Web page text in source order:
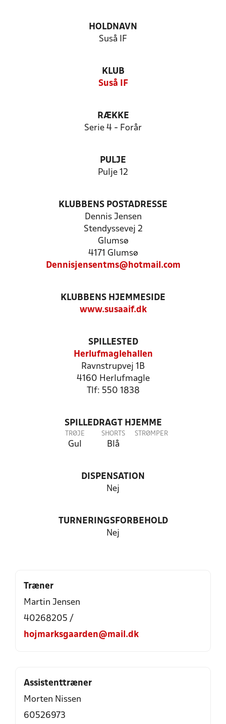
HOLDNAVN
Suså IF
KLUB
Suså IF
RÆKKE
Serie 4 - Forår
PULJE
Pulje 12
KLUBBENS POSTADRESSE
Dennis Jensen
Stendyssevej 2
Glumsø
4171 Glumsø
Dennisjensentms@hotmail.com
KLUBBENS HJEMMESIDE
www.susaaif.dk
SPILLESTED
Herlufmaglehallen
Ravnstrupvej 1B
4160 Herlufmagle
Tlf: 550 1838
SPILLEDRAGT HJEMME
TRØJE
Gul
SHORTS
Blå
STRØMPER
DISPENSATION
Nej
TURNERINGSFORBEHOLD
Nej
Træner
Martin Jensen
40268205 /
hojmarksgaarden@mail.dk
Assistenttræner
Morten Nissen
60526973